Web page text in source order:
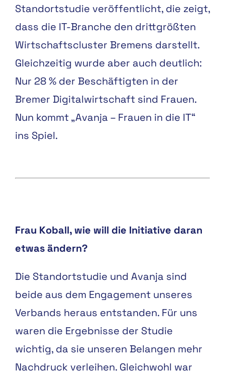
Standortstudie veröffentlicht, die zeigt,
dass die IT-Branche den drittgrößten
Wirtschaftscluster Bremens darstellt.
Gleichzeitig wurde aber auch deutlich:
Nur 28 % der Beschäftigten in der
Bremer Digitalwirtschaft sind Frauen.
Nun kommt „Avanja – Frauen in die IT“
ins Spiel.
Frau Koball, wie will die Initiative daran
etwas ändern?
Die Standortstudie und Avanja sind
beide aus dem Engagement unseres
Verbands heraus entstanden. Für uns
waren die Ergebnisse der Studie
wichtig, da sie unseren Belangen mehr
Nachdruck verleihen. Gleichwohl war